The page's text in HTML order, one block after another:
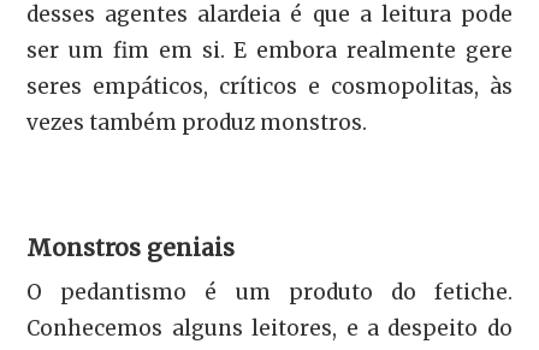
desses agentes alardeia é que a leitura pode
ser um fim em si. E embora realmente gere
seres empáticos, críticos e cosmopolitas, às
vezes também produz monstros.
Monstros geniais
O pedantismo é um produto do fetiche.
Conhecemos alguns leitores, e a despeito do